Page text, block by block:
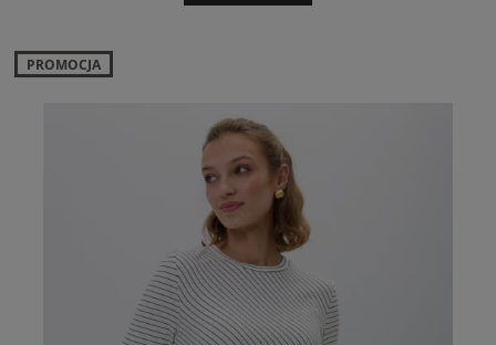
PROMOCJA